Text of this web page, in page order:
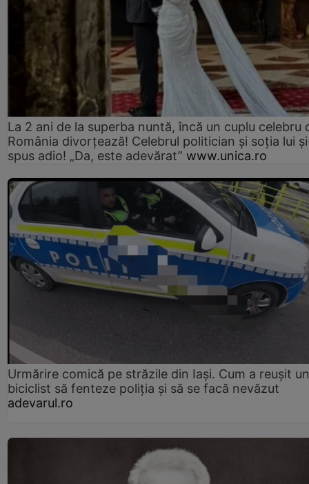
La 2 ani de la superba nuntă, încă un cuplu celebru
România divorțează! Celebrul politician și soția lui
spus adio! „Da, este adevărat” www.unica.ro
Urmărire comică pe străzile din Iași. Cum a reușit un
biciclist să fenteze poliția și să se facă nevăzut
adevarul.ro